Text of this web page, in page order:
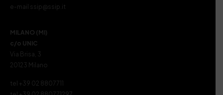
e-mail ssip@ssip.it
MILANO (MI)
c/o UNIC
Via Brisa, 3
20123 Milano
tel +39 02 8807711